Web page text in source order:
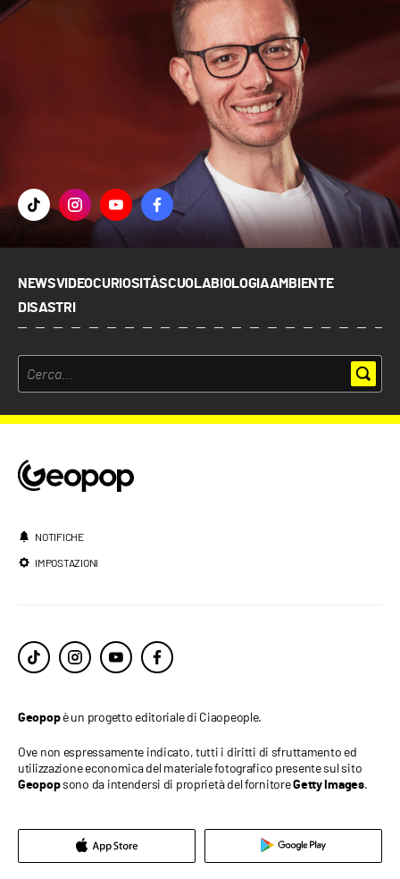
NEWSVIDEOCURIOSITÀSCUOLABIOLOGIAAMBIENTE
DISASTRI
NOTIFICHE
IMPOSTAZIONI
Geopopè un progetto editoriale di Ciaopeople.
Ove non espressamente indicato, tutti i diritti di sfruttamento ed
utilizzazione economica del materiale fotografico presente sul sito
Geopopsono da intendersi di proprietà del fornitoreGetty Images.